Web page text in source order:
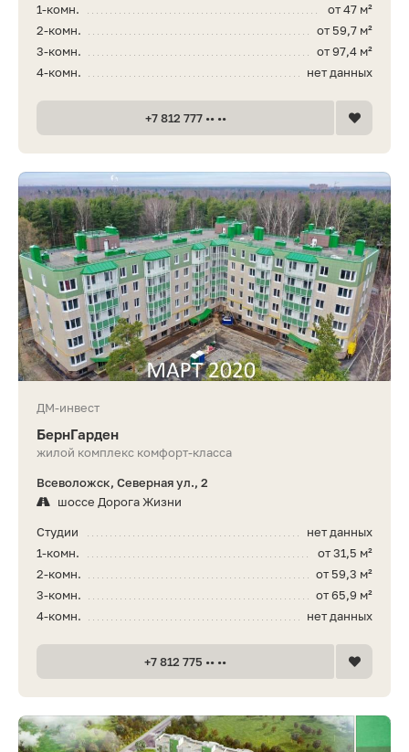
от 47 м²
1-комн.
от 59,7 м²
2-комн.
от 97,4 м²
3-комн.
нет данных
4-комн.
+7 812 777 •• ••
ДМ-инвест
БернГарден
жилой комплекс комфорт-класса
Всеволожск, Северная ул., 2
шоссе Дорога Жизни
нет данных
Студии
от 31,5 м²
1-комн.
от 59,3 м²
2-комн.
от 65,9 м²
3-комн.
нет данных
4-комн.
+7 812 775 •• ••